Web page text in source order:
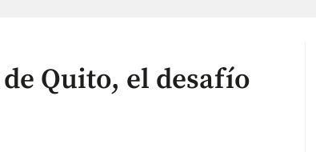
Quito, el desafío